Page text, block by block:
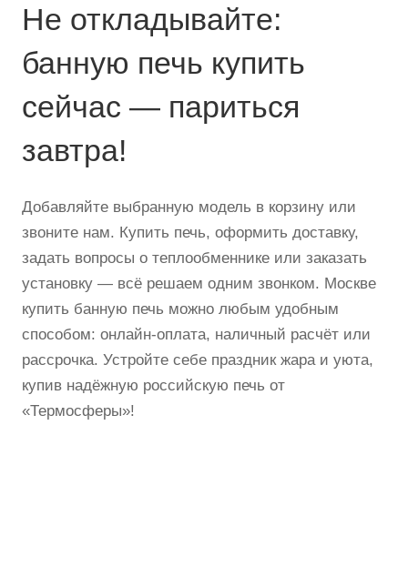
Не откладывайте:
банную печь купить
сейчас — париться
завтра!
Добавляйте выбранную модель в корзину или
звоните нам. Купить печь, оформить доставку,
задать вопросы о теплообменнике или заказать
установку — всё решаем одним звонком. Москве
купить банную печь можно любым удобным
способом: онлайн-оплата, наличный расчёт или
рассрочка. Устройте себе праздник жара и уюта,
купив надёжную российскую печь от
«Термосферы»!